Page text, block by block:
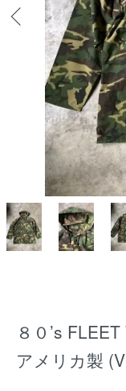
８０’s
アメリカ製